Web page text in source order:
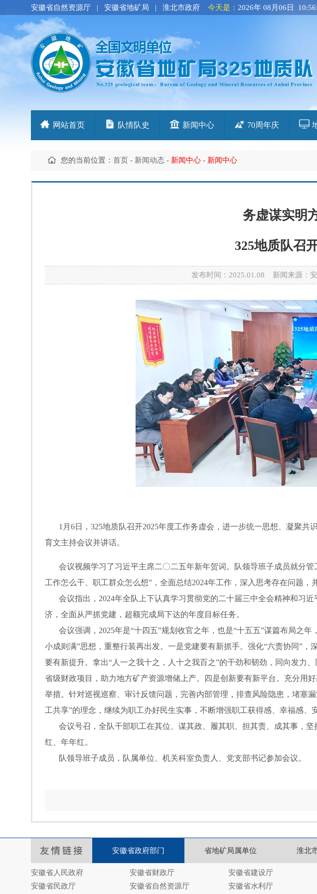
安徽省自然资源厅 | 安徽省地矿局 | 淮北市政府 今天是： 2026年 08月06日
网站首页 队情队史 新闻中心 70周年庆
您的当前位置： 首页 - 新闻动态 - 新闻中心 - 新闻中心
务虚谋实明
325地质队召
发布时间：2025.01.08 新闻来源：
1月6日，325地质队召开2025年度工作务虚会，进一步统一思想、凝聚共
育文主持会议并讲话。
会议视频学习了习近平主席二〇二五年新年贺词。队领导班子成员就分管
工作怎么干、职工群众怎么想”，全面总结2024年工作，深入思考存在问题，
会议指出，2024年全队上下认真学习贯彻党的二十届三中全会精神和习
济，全面从严抓党建，超额完成局下达的年度目标任务。
会议强调，2025年是“十四五”规划收官之年，也是“十五五”谋篇布局之年
小成则满”思想，重整行装再出发。一是党建要有新抓手。强化“六责协同”
要有新提升。拿出“人一之我十之，人十之我百之”的干劲和韧劲，同向发力
省级财政项目，助力地方矿产资源增储上产。四是创新要有新平台。充分用
举措。针对巡视巡察、审计反馈问题，完善内部管理，排查风险隐患，堵塞
工共享”的理念，继续为职工办好民生实事，不断增强职工获得感、幸福感、
会议号召，全队干部职工在其位、谋其政、履其职、担其责、成其事，坚
红、年年红。
队领导班子成员，队属单位、机关科室负责人、党支部书记参加会议。
安徽省政府部门 省地矿局属单位 淮北
安徽省人民政府 安徽省财政厅 安徽省建设厅
安徽省民政厅
安徽省自然资源厅 安徽省水利厅